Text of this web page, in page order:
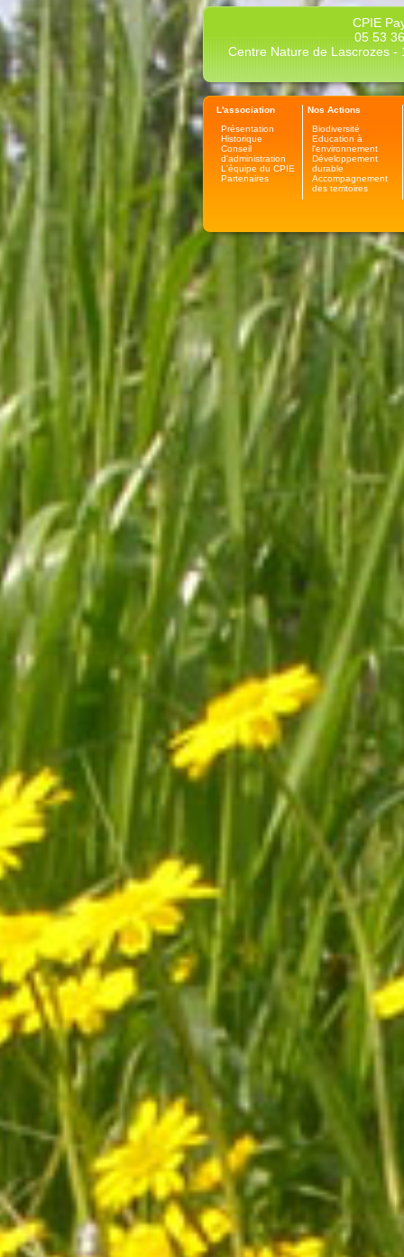
CPIE
05 53
Centre Nature de Lascrozes -
L'association
Présentation
Historique
Conseil
d'administration
L'équipe du CPIE
Partenaires
Nos Actions
Biodiversité
Education à
l'environnement
Développement
durable
Accompagnement
des territoires